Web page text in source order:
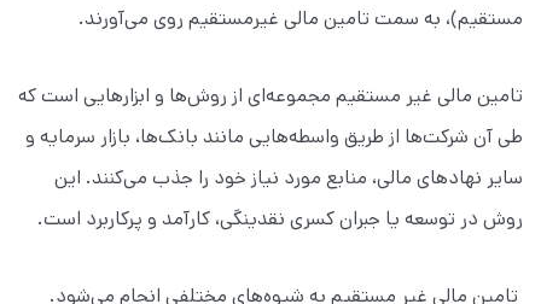
مستقیم)، به سمت تامین مالی غیرمستقیم روی می‌آورند.
تامین مالی غیر مستقیم مجموعه‌ای از روش‌ها و ابزارهایی است که
طی آن شرکت‌ها از طریق واسطه‌هایی مانند بانک‌ها، بازار سرمایه و
سایر نهادهای مالی، منابع مورد نیاز خود را جذب می‌کنند. این
روش در توسعه‌ یا جبران کسری نقدینگی، کارآمد و پرکاربرد است.
تامین مالی غیر مستقیم به شیوه‌های مختلفی انجام می‌شود.